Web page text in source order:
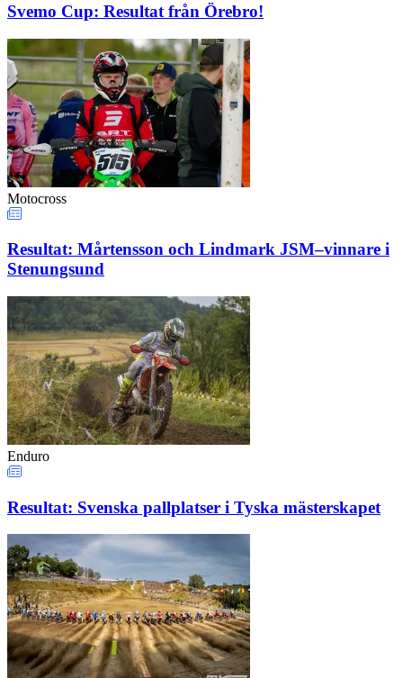
Svemo Cup: Resultat från Örebro!
Motocross
Resultat: Mårtensson och Lindmark JSM–vinnare i
Stenungsund
Enduro
Resultat: Svenska pallplatser i Tyska mästerskapet